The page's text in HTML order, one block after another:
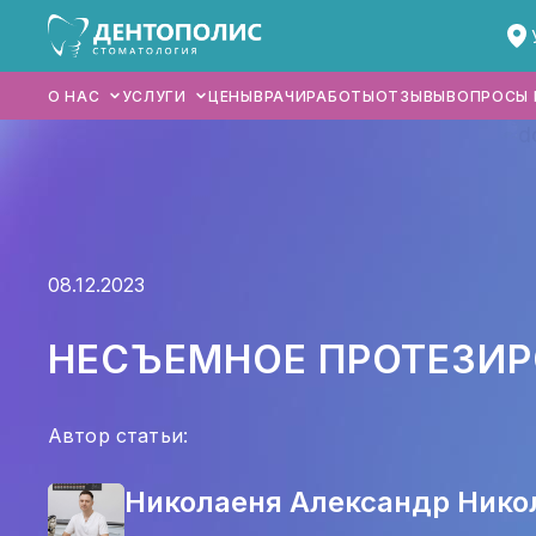
О НАС УСЛУГИ ЦЕНЫВРАЧИРАБОТЫОТЗЫВЫВОПРОСЫ
08.12.2023
НЕСЪЕМНОЕ
Автор статьи:
Николаеня Александр
О НАС
УСЛУГИ
ВРАЧИ
РАБОТЫ